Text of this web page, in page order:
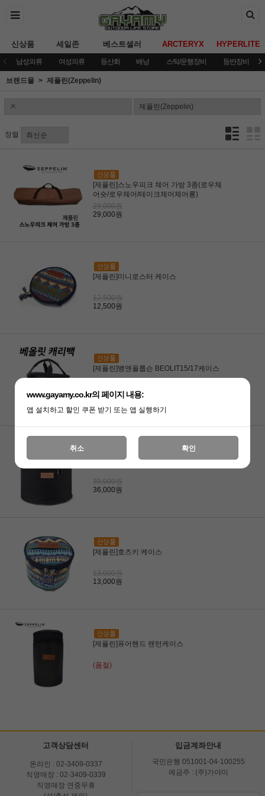
신상품 세일존 베스트셀러 ARCTERYX HYPERLITE
남성의류 여성의류 등산화 배낭 스틱/운행장비 등반장비
브랜드몰 제플린(Zeppelin)
정렬
[제플린]스노우피크 체어 가방 3종(로우체
어숏/로우체어/테이크체어체어롱)
29,000원
29,000원
[제플린]미니로스터 케이스
12,500원
12,500원
[제플린]뱅앤올룹슨 BEOLIT15/17케이스
39,000원
36,000원
[제플린]스노우피크 강염스토브용 가방
39,000원
36,000원
[제플린]호즈키 케이스
13,000원
13,000원
[제플린]퓨어핸드 랜턴케이스
(품절)
고객상담센터
온라인 : 02-3409-0337
직영매장 : 02-3409-0339
직영매장 연중무휴
입금계좌안내
국민은행 051001-04-100255
예금주 : (주)가야미
www.gayamy.co.kr의 페이지 내용:
앱 설치하고 할인 쿠폰 받기 또는 앱 실행하기
취소 확인